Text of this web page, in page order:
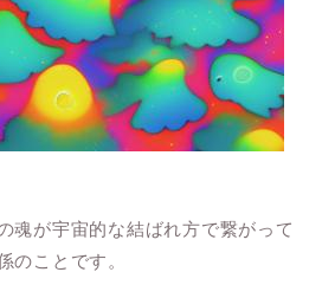
魂が宇宙的な結ばれ方で繋がって
のことです。